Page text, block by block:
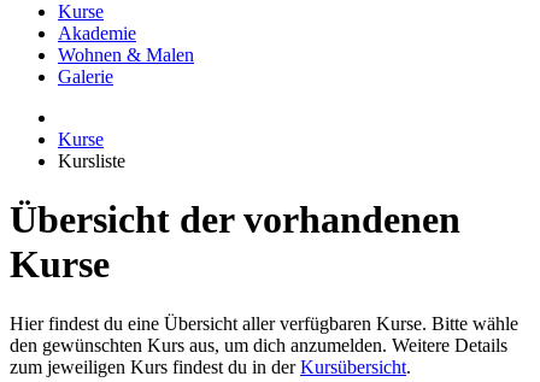
Kurse
Akademie
Wohnen & Malen
Galerie
Kurse
Kursliste
Übersicht der vorhandenen
Kurse
Hier findest du eine Übersicht aller verfügbaren Kurse. Bitte wähle
den gewünschten Kurs aus, um dich anzumelden. Weitere Details
zum jeweiligen Kurs findest du in derKursübersicht.